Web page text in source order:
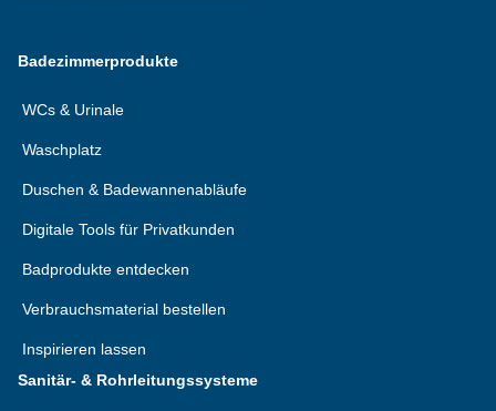
Badezimmerprodukte
WCs & Urinale
Waschplatz
Duschen & Badewannenabläufe
Digitale Tools für Privatkunden
Badprodukte entdecken
Verbrauchsmaterial bestellen
Inspirieren lassen
Sanitär- & Rohrleitungssysteme